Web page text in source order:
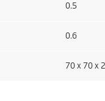
0.5
0.6
70 x 70 x